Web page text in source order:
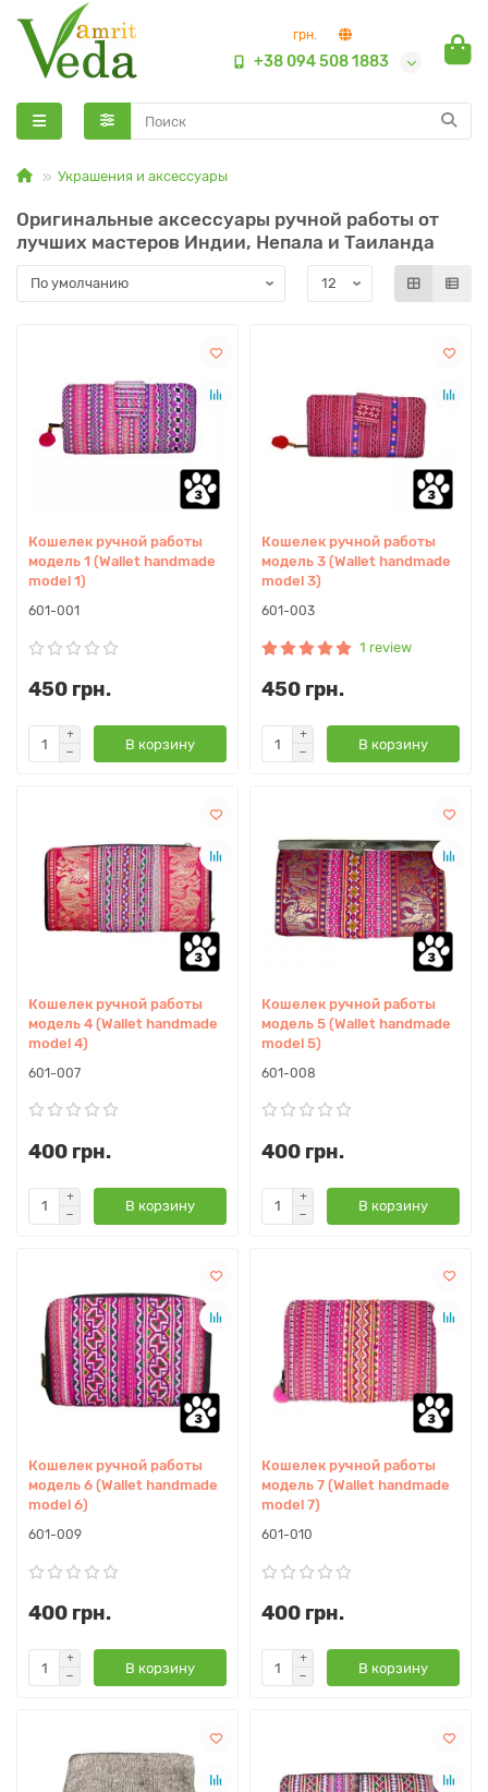
грн.
+38 094 508 1883
Украшения и аксессуары
Оригинальные аксессуары ручной работы от
лучших мастеров Индии, Непала и Таиланда
Кошелек ручной работы
модель 1 (Wallet handmade
model 1)
601-001
450 грн.
В корзину
Кошелек ручной работы
модель 3 (Wallet handmade
model 3)
601-003
1 review
450 грн.
В корзину
Кошелек ручной работы
модель 4 (Wallet handmade
model 4)
601-007
400 грн.
В корзину
Кошелек ручной работы
модель 5 (Wallet handmade
model 5)
601-008
400 грн.
В корзину
Кошелек ручной работы
модель 6 (Wallet handmade
model 6)
601-009
400 грн.
В корзину
Кошелек ручной работы
модель 7 (Wallet handmade
model 7)
601-010
400 грн.
В корзину